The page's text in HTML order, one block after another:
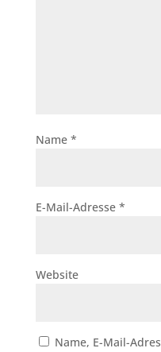
Name *
E-Mail-Adresse *
Website
Name, E-Mail-